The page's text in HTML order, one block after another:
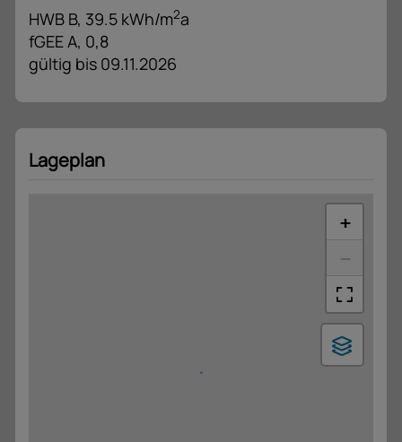
HWB B, 39.5 kWh/m2a
fGEE A, 0,8
gültig bis 09.11.2026
Lageplan
+
−